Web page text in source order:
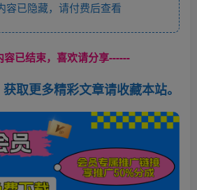
已隐藏，请付费后查看
容已结束，喜欢请分享------
取更多精彩文章请收藏本站。